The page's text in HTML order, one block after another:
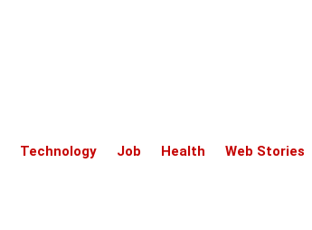
Technology Job Health Web Stories